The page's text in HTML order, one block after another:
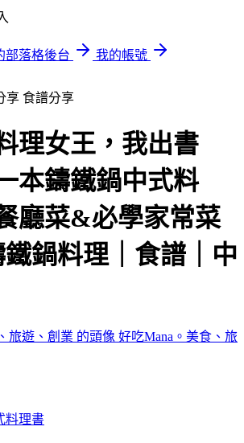
部落格後台
我的帳號
享 食譜分享
理女王，我出書
本鑄鐵鍋中式料
廳菜&必學家常菜
鐵鍋料理｜食譜｜中
好吃Mana。美食、旅